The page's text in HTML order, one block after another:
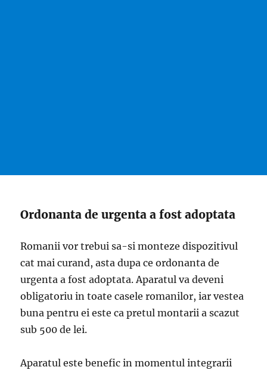
Ordonanta de urgenta a fost adoptata
Romanii vor trebui sa-si monteze dispozitivul
cat mai curand, asta dupa ce ordonanta de
urgenta a fost adoptata. Aparatul va deveni
obligatoriu in toate casele romanilor, iar vestea
buna pentru ei este ca pretul montarii a scazut
sub 500 de lei.
Aparatul este benefic in momentul integrarii